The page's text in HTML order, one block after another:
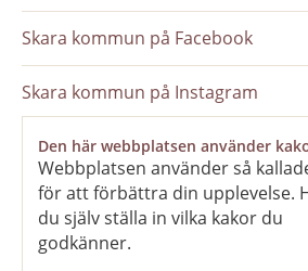
Den här webbplatsen använder
Webbplatsen använder så
för att förbättra din upplevelse.
du själv ställa in vilka kakor du
godkänner.
Skara kommun på Facebook
Skara kommun på Instagram
Nyhetsbrev
Pressrum